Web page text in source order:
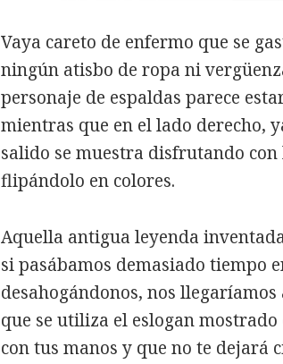
Vaya careto de enfermo que se
ningún atisbo de ropa ni
personaje de espaldas parece
mientras que en el lado derecho,
salido se muestra disfrutando
flipándolo en colores.
Aquella antigua leyenda
si pasábamos demasiado tiempo
desahogándonos, nos
que se utiliza el eslogan
con tus manos y que no te dejará